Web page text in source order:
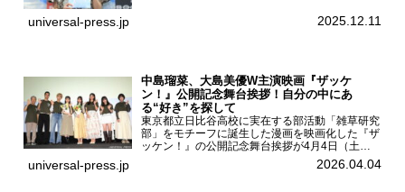
した。AKB48伊藤百花1stフォトブッ...
universal-press.jp 2025.12.11
中島瑠菜、大島美優W主演映画『ザッケ
ン！』公開記念舞台挨拶！自分の中にあ
る“好き”を探して
東京都立日比谷高校に実在する部活動「雑草研究
部」をモチーフに誕生した漫画を映画化した『ザ
ッケン！』の公開記念舞台挨拶が4月4日（土）
ユナイテッドシネマお台場で開催され、出演者の
中島瑠菜、大島美優、八神遼介（ICEx）、阿佐
universal-press.jp 2026.04.04